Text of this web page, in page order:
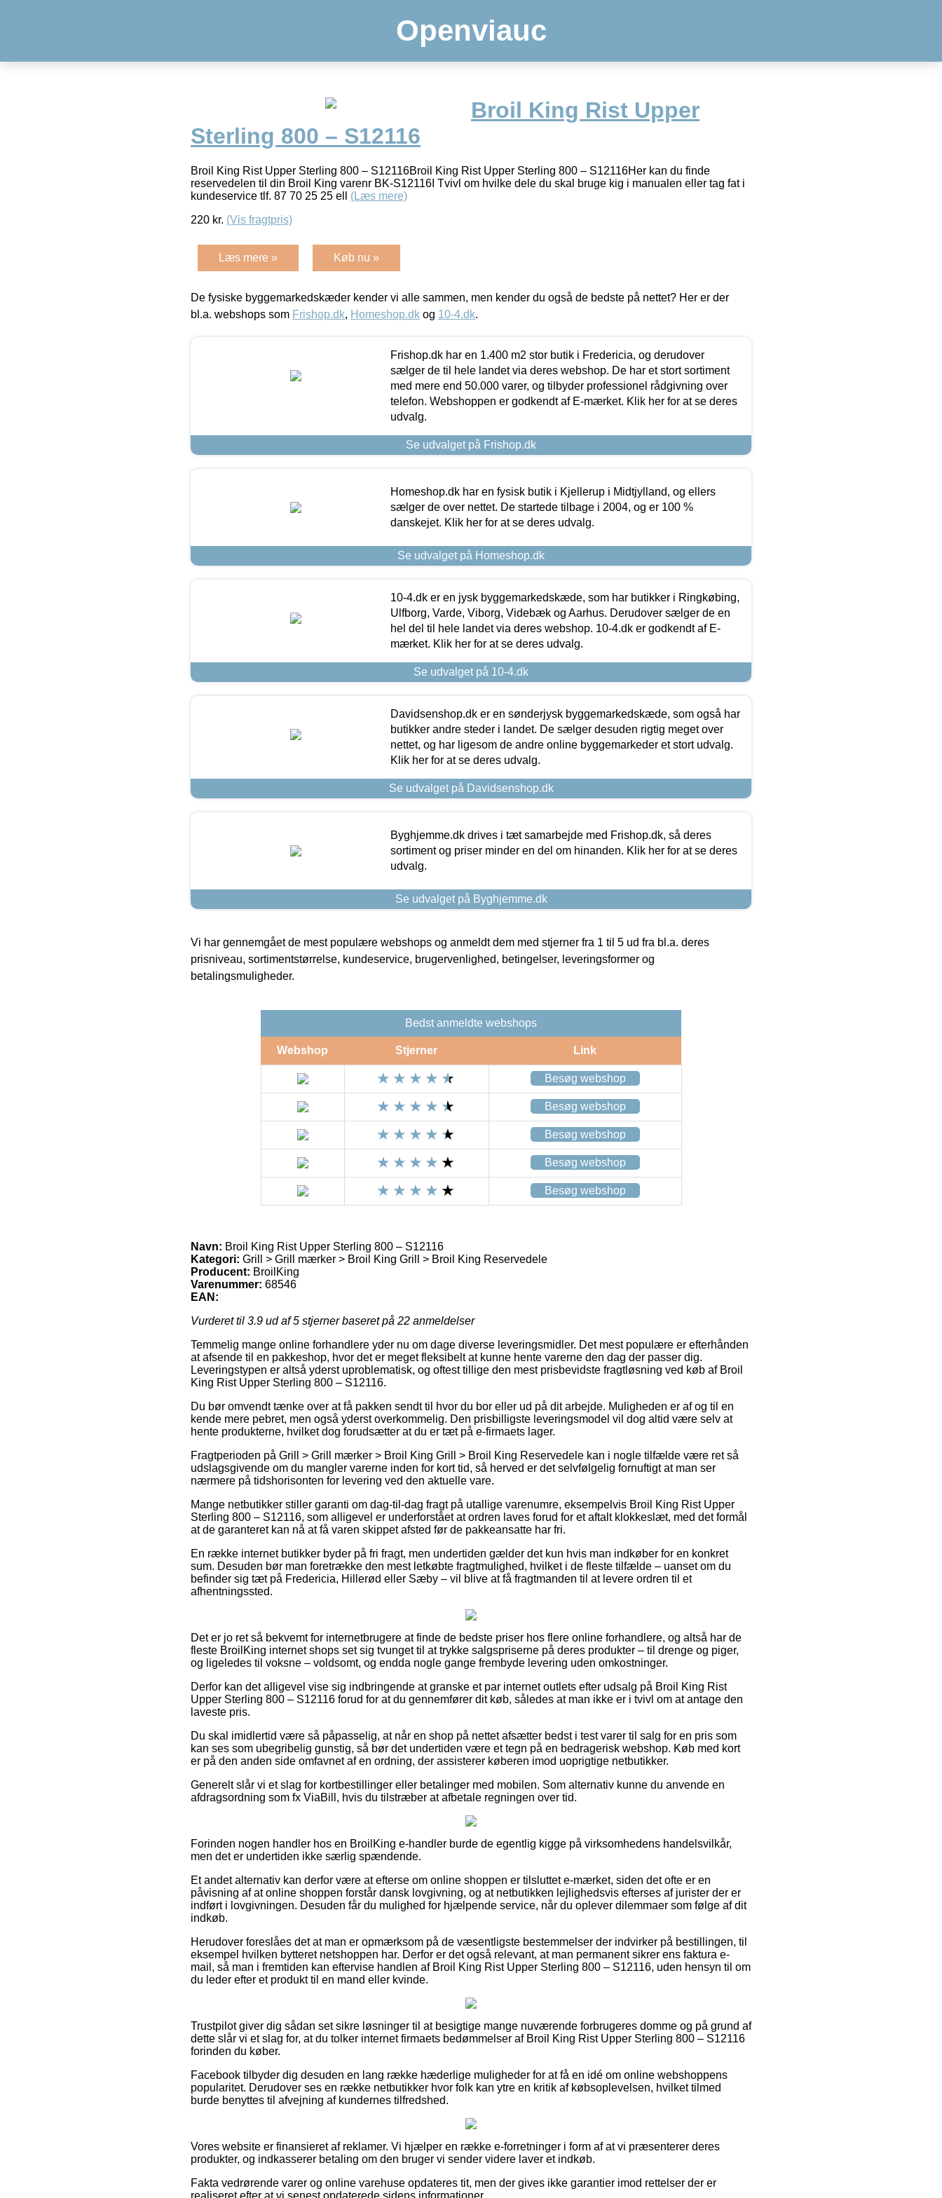
Openviauc
Broil King Rist Upper
Sterling 800 – S12116
Broil King Rist Upper Sterling 800 – S12116Broil King Rist Upper Sterling 800 – S12116Her kan du finde
reservedelen til din Broil King varenr BK-S12116I Tvivl om hvilke dele du skal bruge kig i manualen eller tag fat i
kundeservice tlf. 87 70 25 25 ell (Læs mere)
220 kr. (Vis fragtpris)
Læs mere » Køb nu »
De fysiske byggemarkedskæder kender vi alle sammen, men kender du også de bedste på nettet? Her er der
bl.a. webshops som Frishop.dk, Homeshop.dk og 10-4.dk.
Frishop.dk har en 1.400 m2 stor butik i Fredericia, og derudover
sælger de til hele landet via deres webshop. De har et stort sortiment
med mere end 50.000 varer, og tilbyder professionel rådgivning over
telefon. Webshoppen er godkendt af E-mærket. Klik her for at se deres
udvalg.
Se udvalget på Frishop.dk
Homeshop.dk har en fysisk butik i Kjellerup i Midtjylland, og ellers
sælger de over nettet. De startede tilbage i 2004, og er 100 %
danskejet. Klik her for at se deres udvalg.
Se udvalget på Homeshop.dk
10-4.dk er en jysk byggemarkedskæde, som har butikker i Ringkøbing,
Ulfborg, Varde, Viborg, Videbæk og Aarhus. Derudover sælger de en
hel del til hele landet via deres webshop. 10-4.dk er godkendt af E-
mærket. Klik her for at se deres udvalg.
Se udvalget på 10-4.dk
Davidsenshop.dk er en sønderjysk byggemarkedskæde, som også har
butikker andre steder i landet. De sælger desuden rigtig meget over
nettet, og har ligesom de andre online byggemarkeder et stort udvalg.
Klik her for at se deres udvalg.
Se udvalget på Davidsenshop.dk
Byghjemme.dk drives i tæt samarbejde med Frishop.dk, så deres
sortiment og priser minder en del om hinanden. Klik her for at se deres
udvalg.
Se udvalget på Byghjemme.dk
Vi har gennemgået de mest populære webshops og anmeldt dem med stjerner fra 1 til 5 ud fra bl.a. deres
prisniveau, sortimentstørrelse, kundeservice, brugervenlighed, betingelser, leveringsformer og
betalingsmuligheder.
Bedst anmeldte webshops
Webshop Stjerner Link
Besøg webshop
Besøg webshop
Besøg webshop
Besøg webshop
Besøg webshop
Navn: Broil King Rist Upper Sterling 800 – S12116
Kategori: Grill > Grill mærker > Broil King Grill > Broil King Reservedele
Producent: BroilKing
Varenummer: 68546
EAN:
Vurderet til 3.9 ud af 5 stjerner baseret på 22 anmeldelser
Temmelig mange online forhandlere yder nu om dage diverse leveringsmidler. Det mest populære er efterhånden
at afsende til en pakkeshop, hvor det er meget fleksibelt at kunne hente varerne den dag der passer dig.
Leveringstypen er altså yderst uproblematisk, og oftest tillige den mest prisbevidste fragtløsning ved køb af Broil
King Rist Upper Sterling 800 – S12116.
Du bør omvendt tænke over at få pakken sendt til hvor du bor eller ud på dit arbejde. Muligheden er af og til en
kende mere pebret, men også yderst overkommelig. Den prisbilligste leveringsmodel vil dog altid være selv at
hente produkterne, hvilket dog forudsætter at du er tæt på e-firmaets lager.
Fragtperioden på Grill > Grill mærker > Broil King Grill > Broil King Reservedele kan i nogle tilfælde være ret så
udslagsgivende om du mangler varerne inden for kort tid, så herved er det selvfølgelig fornuftigt at man ser
nærmere på tidshorisonten for levering ved den aktuelle vare.
Mange netbutikker stiller garanti om dag-til-dag fragt på utallige varenumre, eksempelvis Broil King Rist Upper
Sterling 800 – S12116, som alligevel er underforstået at ordren laves forud for et aftalt klokkeslæt, med det formål
at de garanteret kan nå at få varen skippet afsted før de pakkeansatte har fri.
En række internet butikker byder på fri fragt, men undertiden gælder det kun hvis man indkøber for en konkret
sum. Desuden bør man foretrække den mest letkøbte fragtmulighed, hvilket i de fleste tilfælde – uanset om du
befinder sig tæt på Fredericia, Hillerød eller Sæby – vil blive at få fragtmanden til at levere ordren til et
afhentningssted.
Det er jo ret så bekvemt for internetbrugere at finde de bedste priser hos flere online forhandlere, og altså har de
fleste BroilKing internet shops set sig tvunget til at trykke salgspriserne på deres produkter – til drenge og piger,
og ligeledes til voksne – voldsomt, og endda nogle gange frembyde levering uden omkostninger.
Derfor kan det alligevel vise sig indbringende at granske et par internet outlets efter udsalg på Broil King Rist
Upper Sterling 800 – S12116 forud for at du gennemfører dit køb, således at man ikke er i tvivl om at antage den
laveste pris.
Du skal imidlertid være så påpasselig, at når en shop på nettet afsætter bedst i test varer til salg for en pris som
kan ses som ubegribelig gunstig, så bør det undertiden være et tegn på en bedragerisk webshop. Køb med kort
er på den anden side omfavnet af en ordning, der assisterer køberen imod uoprigtige netbutikker.
Generelt slår vi et slag for kortbestillinger eller betalinger med mobilen. Som alternativ kunne du anvende en
afdragsordning som fx ViaBill, hvis du tilstræber at afbetale regningen over tid.
Forinden nogen handler hos en BroilKing e-handler burde de egentlig kigge på virksomhedens handelsvilkår,
men det er undertiden ikke særlig spændende.
Et andet alternativ kan derfor være at efterse om online shoppen er tilsluttet e-mærket, siden det ofte er en
påvisning af at online shoppen forstår dansk lovgivning, og at netbutikken lejlighedsvis efterses af jurister der er
indført i lovgivningen. Desuden får du mulighed for hjælpende service, når du oplever dilemmaer som følge af dit
indkøb.
Herudover foreslåes det at man er opmærksom på de væsentligste bestemmelser der indvirker på bestillingen, til
eksempel hvilken bytteret netshoppen har. Derfor er det også relevant, at man permanent sikrer ens faktura e-
mail, så man i fremtiden kan eftervise handlen af Broil King Rist Upper Sterling 800 – S12116, uden hensyn til om
du leder efter et produkt til en mand eller kvinde.
Trustpilot giver dig sådan set sikre løsninger til at besigtige mange nuværende forbrugeres domme og på grund af
dette slår vi et slag for, at du tolker internet firmaets bedømmelser af Broil King Rist Upper Sterling 800 – S12116
forinden du køber.
Facebook tilbyder dig desuden en lang række hæderlige muligheder for at få en idé om online webshoppens
popularitet. Derudover ses en række netbutikker hvor folk kan ytre en kritik af købsoplevelsen, hvilket tilmed
burde benyttes til afvejning af kundernes tilfredshed.
Vores website er finansieret af reklamer. Vi hjælper en række e-forretninger i form af at vi præsenterer deres
produkter, og indkasserer betaling om den bruger vi sender videre laver et indkøb.
Fakta vedrørende varer og online varehuse opdateres tit, men der gives ikke garantier imod rettelser der er
realiseret efter at vi senest opdaterede sidens informationer.